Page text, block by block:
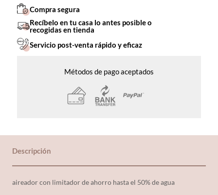
Compra segura
Recíbelo en tu casa lo antes posible o
recogidas en tienda
Servicio post-venta rápido y eficaz
Métodos de pago aceptados
Descripción
aireador con limitador de ahorro hasta el 50% de agua